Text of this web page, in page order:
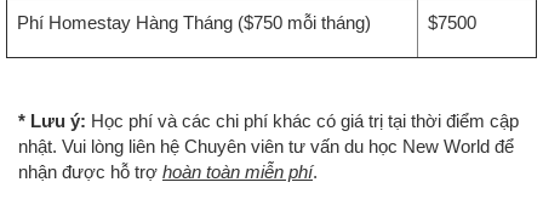
Phí Homestay Hàng Tháng ($750 mỗi tháng) $7500
* Lưu ý: Học phí và các chi phí khác có giá trị tại thời điểm cập
nhật. Vui lòng liên hệ Chuyên viên tư vấn du học New World để
nhận được hỗ trợ hoàn toàn miễn phí.